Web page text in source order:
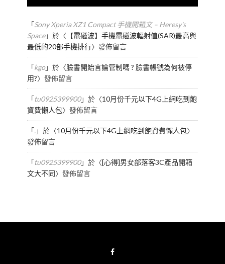
「Sony Xperia XZ1 Compact 手機開箱文 – Heresy's
Space」於〈 【電磁波】手機電磁波輻射值(SAR)最高與
最低的20部手機排行〉發佈留言
「kgo」於〈臉書開始言論管制嗎 ? 臉書帳號為何被停
用?〉發佈留言
「tu0925399900」於〈10月份千元以下4G上網吃到飽
資費懶人包〉發佈留言
「.」於〈10月份千元以下4G上網吃到飽資費懶人包〉
發佈留言
「tu0925399900」於〈[心得]男女部落客3C產品開箱
文大不同〉發佈留言